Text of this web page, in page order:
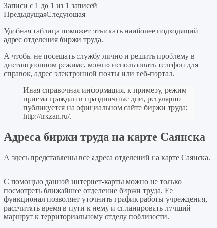
Записи с 1 до 1 из 1 записей
ПредыдущаяСледующая
Удобная таблица поможет отыскать наиболее подходящий
адрес отделения биржи труда.
А чтобы не посещать службу лично и решить проблему в
дистанционном режиме, можно использовать телефон для
справок, адрес электронной почты или веб-портал.
Иная справочная информация, к примеру, режим
приема граждан в праздничные дни, регулярно
публикуется на официальном сайте биржи труда:
http://irkzan.ru/.
Адреса биржи труда на карте Саянска
А здесь представлены все адреса отделений на карте Саянска.
+
−
С помощью данной интернет-карты можно не только
посмотреть ближайшее отделение биржи труда. Ее
функционал позволяет уточнить график работы учреждения,
рассчитать время в пути к нему и спланировать лучший
маршрут к территориальному отделу поблизости.